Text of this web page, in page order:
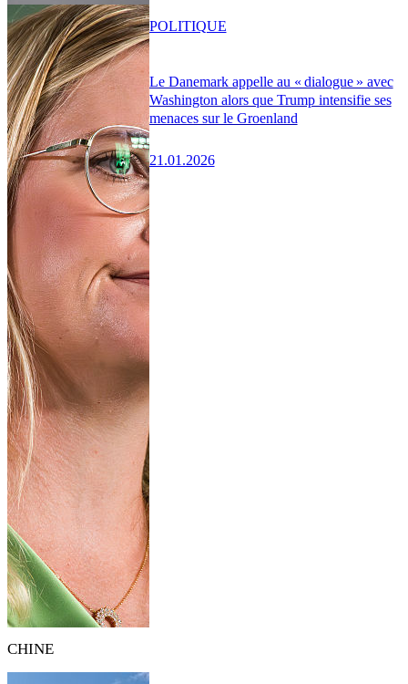
Le Danemark appelle au « dialogue » avec
Washington alors que Trump intensifie ses
menaces sur le Groenland
21.01.2026
POLITIQUE
CHINE